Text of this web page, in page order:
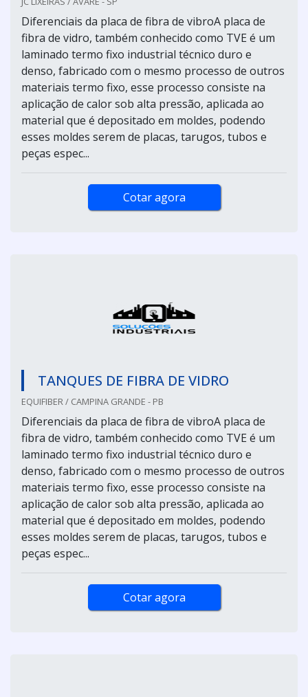
Diferenciais da placa de fibra de vibroA placa de
fibra de vidro, também conhecido como TVE é um
laminado termo fixo industrial técnico duro e
denso, fabricado com o mesmo processo de outros
materiais termo fixo, esse processo consiste na
aplicação de calor sob alta pressão, aplicada ao
material que é depositado em moldes, podendo
esses moldes serem de placas, tarugos, tubos e
peças espec...
Cotar agora
TANQUES DE FIBRA DE VIDRO
EQUIFIBER / CAMPINA GRANDE - PB
Diferenciais da placa de fibra de vibroA placa de
fibra de vidro, também conhecido como TVE é um
laminado termo fixo industrial técnico duro e
denso, fabricado com o mesmo processo de outros
materiais termo fixo, esse processo consiste na
aplicação de calor sob alta pressão, aplicada ao
material que é depositado em moldes, podendo
esses moldes serem de placas, tarugos, tubos e
peças espec...
Cotar agora